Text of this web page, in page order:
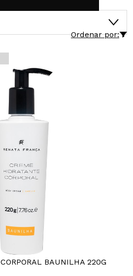
Ordenar por:
BAUNILHA 220G